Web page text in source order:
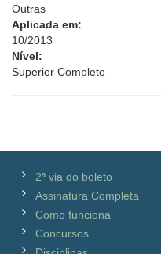
Outras
Aplicada em:
10/2013
Nível:
Superior Completo
2ª via do boleto
Assinatura Completa
Como funciona
Concursos